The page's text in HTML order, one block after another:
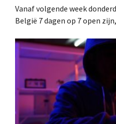
Vanaf volgende week
België 7 dagen op 7 open
arbeidswetgeving een
speelveld?